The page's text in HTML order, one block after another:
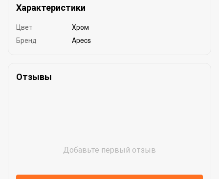
Характеристики
Цвет
Хром
Бренд
Apecs
Отзывы
Добавьте первый отзыв